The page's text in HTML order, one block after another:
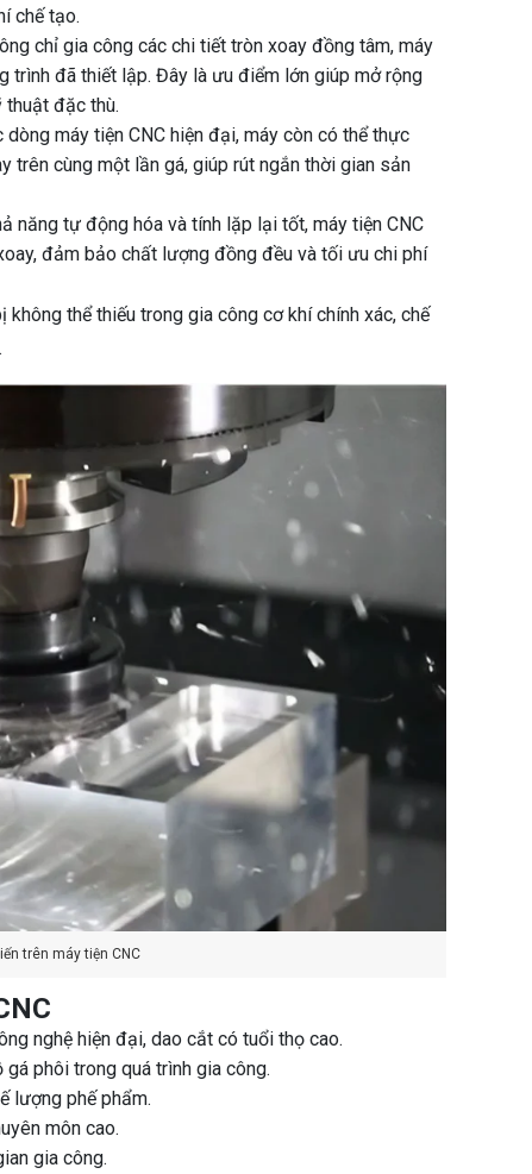
chế tạo.
chỉ gia công các chi tiết tròn xoay đồng tâm, máy
trình đã thiết lập. Đây là ưu điểm lớn giúp mở rộng
đặc thù.
dòng máy tiện CNC hiện đại, máy còn có thể thực
trên cùng một lần gá, giúp rút ngắn thời gian sản
năng tự động hóa và tính lặp lại tốt, máy tiện CNC
đảm bảo chất lượng đồng đều và tối ưu chi phí
thể thiếu trong gia công cơ khí chính xác, chế
trên máy tiện CNC
nghệ hiện đại, dao cắt có tuổi thọ cao.
phôi trong quá trình gia công.
lượng phế phẩm.
môn cao.
gia công.